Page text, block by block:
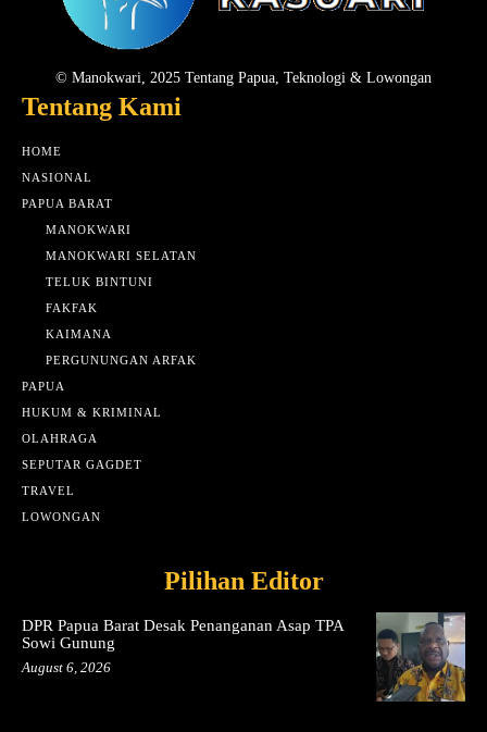
© Manokwari, 2025 Tentang Papua, Teknologi & Lowongan
Tentang Kami
HOME
NASIONAL
PAPUA BARAT
MANOKWARI
MANOKWARI SELATAN
TELUK BINTUNI
FAKFAK
KAIMANA
PERGUNUNGAN ARFAK
PAPUA
HUKUM & KRIMINAL
OLAHRAGA
SEPUTAR GAGDET
TRAVEL
LOWONGAN
Pilihan Editor
DPR Papua Barat Desak Penanganan Asap TPA
Sowi Gunung
August 6, 2026